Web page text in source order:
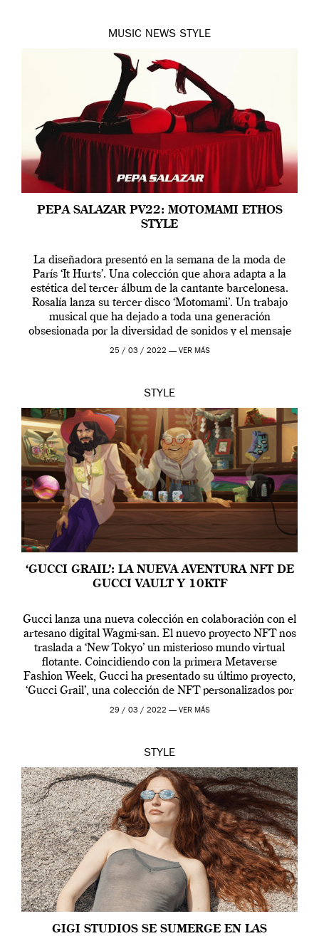
MUSIC NEWS STYLE
PEPA SALAZAR PV22: MOTOMAMI ETHOS
STYLE
La diseñadora presentó en la semana de la moda de
París ‘It Hurts’. Una colección que ahora adapta a la
estética del tercer álbum de la cantante barcelonesa.
Rosalía lanza su tercer disco ‘Motomami’. Un trabajo
musical que ha dejado a toda una generación
obsesionada por la diversidad de sonidos y el mensaje
profundo que […]
25 / 03 / 2022 — VER MÁS
STYLE
‘GUCCI GRAIL’: LA NUEVA AVENTURA NFT DE
GUCCI VAULT Y 10KTF
Gucci lanza una nueva colección en colaboración con el
artesano digital Wagmi-san. El nuevo proyecto NFT nos
traslada a ‘New Tokyo’ un misterioso mundo virtual
flotante. Coincidiendo con la primera Metaverse
Fashion Week, Gucci ha presentado su último proyecto,
‘Gucci Grail’, una colección de NFT personalizados por
Alessandro Michele, director creativo de la casa italiana
29 / 03 / 2022 — VER MÁS
STYLE
GIGI STUDIOS SE SUMERGE EN LAS